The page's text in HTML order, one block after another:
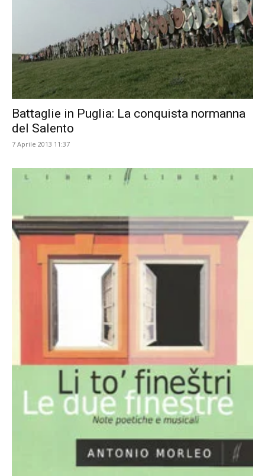
Battaglie in Puglia: La conquista normanna
del Salento
7 Aprile 2013 11:37